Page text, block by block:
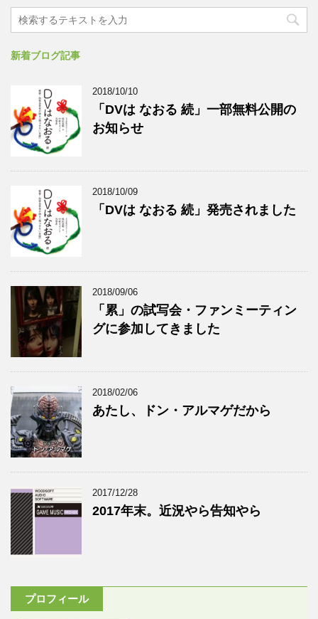
新着ブログ記事
2018/10/10
「DVは なおる 続」一部無料公開の
お知らせ
2018/10/09
「DVは なおる 続」発売されました
2018/09/06
「累」の試写会・ファンミーティン
グに参加してきました
2018/02/06
あたし、ドン・アルマゲだから
2017/12/28
2017年末。近況やら告知やら
プロフィール